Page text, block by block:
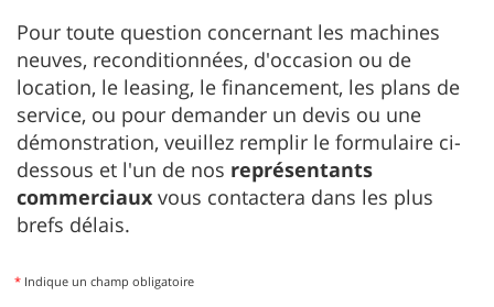
Pour toute question concernant les machines
neuves, reconditionnées, d'occasion ou de
location, le leasing, le financement, les plans de
service, ou pour demander un devis ou une
démonstration, veuillez remplir le formulaire ci-
dessous et l'un de nos représentants
commerciaux vous contactera dans les plus
brefs délais.
* Indique un champ obligatoire